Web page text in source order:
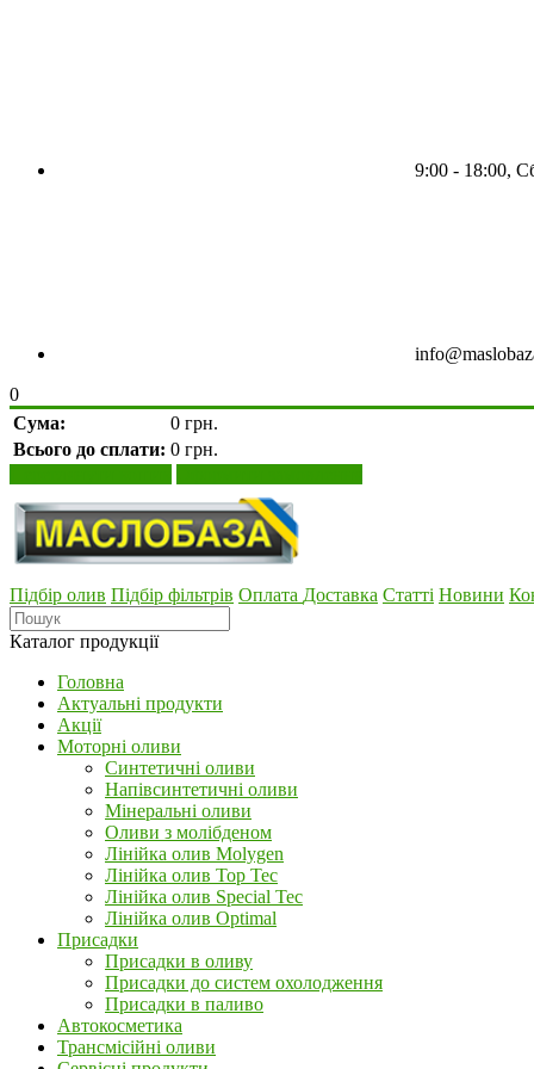
9:00 - 18:00,
0
Сума:
0 грн.
Всього до сплати: 0 грн.
Підбір олив Підбір фільтрів Оплата Доставка Статті Новини
Каталог продукції
Головна
Актуальні продукти
Акції
Моторні оливи
Синтетичні оливи
Напівсинтетичні оливи
Мінеральні оливи
Оливи з молібденом
Лінійка олив Molygen
Лінійка олив Top Tec
Лінійка олив Special Tec
Лінійка олив Optimal
Присадки
Присадки в оливу
Присадки до систем охолодження
Присадки в паливо
Автокосметика
Трансмісійні оливи